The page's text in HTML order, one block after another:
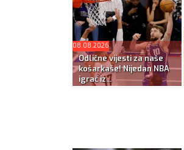
08.08.2026
Odlične vijesti za naše
košarkaše! Nijedan NBA
igrač iz...